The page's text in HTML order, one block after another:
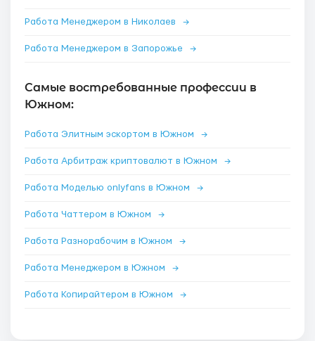
Работа Менеджером в Николаев →
Работа Менеджером в Запорожье →
Самые востребованные профессии в
Южном:
Работа Элитным эскортом в Южном →
Работа Арбитраж криптовалют в Южном →
Работа Моделью onlyfans в Южном →
Работа Чаттером в Южном →
Работа Разнорабочим в Южном →
Работа Менеджером в Южном →
Работа Копирайтером в Южном →